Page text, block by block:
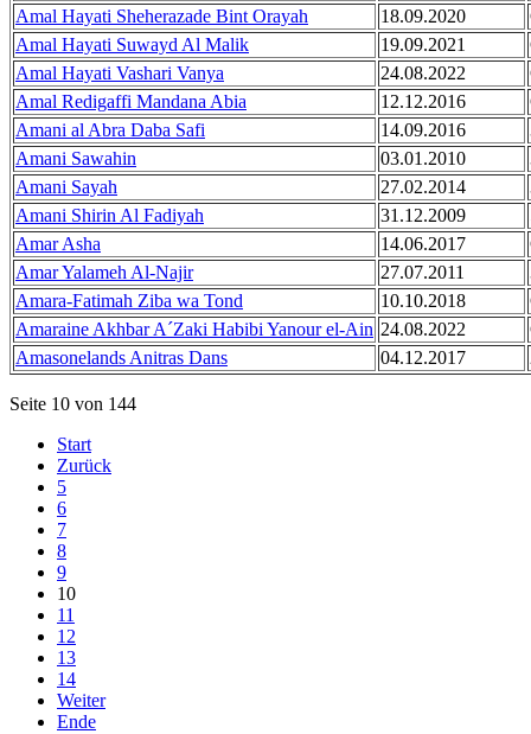
Amal Hayati Sheherazade Bint Orayah
18.09.2020
Amal Hayati Suwayd Al Malik
19.09.2021
Amal Hayati Vashari Vanya
24.08.2022
Amal Redigaffi Mandana Abia
12.12.2016
Amani al Abra Daba Safi
14.09.2016
Amani Sawahin
03.01.2010
Amani Sayah
27.02.2014
Amani Shirin Al Fadiyah
31.12.2009
Amar Asha
14.06.2017
Amar Yalameh Al-Najir
27.07.2011
Amara-Fatimah Ziba wa Tond
10.10.2018
Amaraine Akhbar A´Zaki Habibi Yanour el-Ain 24.08.2022
Amasonelands Anitras Dans
04.12.2017
Seite 10 von 144
Start
Zurück
5
6
7
8
9
10
11
12
13
14
Weiter
Ende